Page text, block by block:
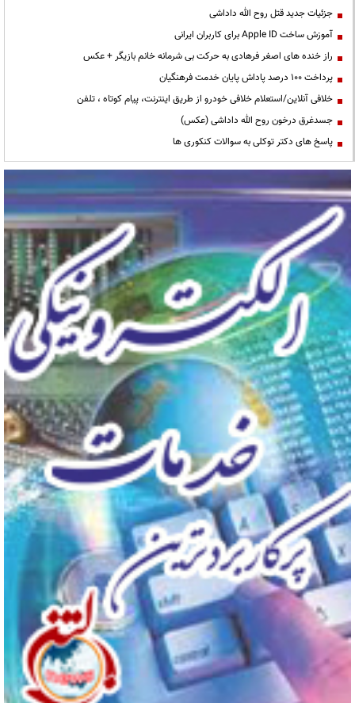
جزئیات جدید قتل روح الله داداشی
آموزش ساخت Apple ID برای کاربران ایرانی
راز خنده های اصغر فرهادی به حرکت بی شرمانه خانم بازیگر + عکس
پرداخت ۱۰۰ درصد پاداش پایان خدمت فرهنگیان
خلافی آنلاین/استعلام خلافی خودرو از طریق اینترنت، پیام کوتاه ، تلفن
جسدغرق درخون روح الله داداشی (عکس)
پاسخ های دکتر توکلی به سوالات کنکوری ها